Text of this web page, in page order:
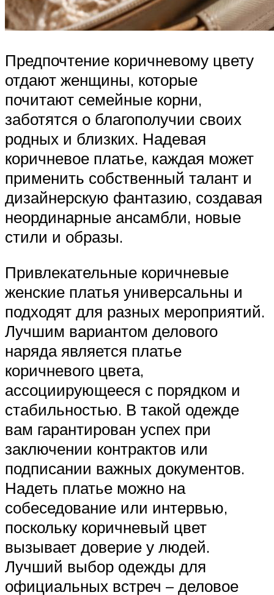
Предпочтение коричневому цвету
отдают женщины, которые
почитают семейные корни,
заботятся о благополучии своих
родных и близких. Надевая
коричневое платье, каждая может
применить собственный талант и
дизайнерскую фантазию, создавая
неординарные ансамбли, новые
стили и образы.
Привлекательные коричневые
женские платья универсальны и
подходят для разных мероприятий.
Лучшим вариантом делового
наряда является платье
коричневого цвета,
ассоциирующееся с порядком и
стабильностью. В такой одежде
вам гарантирован успех при
заключении контрактов или
подписании важных документов.
Надеть платье можно на
собеседование или интервью,
поскольку коричневый цвет
вызывает доверие у людей.
Лучший выбор одежды для
официальных встреч – деловое